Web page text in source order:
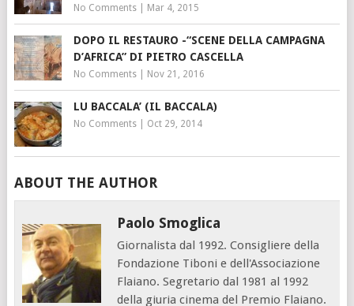
No Comments| Mar 4, 2015
DOPO IL RESTAURO -“SCENE DELLA CAMPAGNA
D’AFRICA” DI PIETRO CASCELLA
No Comments| Nov 21, 2016
LU BACCALA’ (IL BACCALA)
No Comments| Oct 29, 2014
ABOUT THE AUTHOR
Paolo Smoglica
Giornalista dal 1992. Consigliere della
Fondazione Tiboni e dell'Associazione
Flaiano. Segretario dal 1981 al 1992
della giuria cinema del Premio Flaiano.